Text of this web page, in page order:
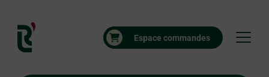
Espace commandes